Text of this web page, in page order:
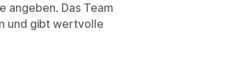
angeben. Das Team
und gibt wertvolle